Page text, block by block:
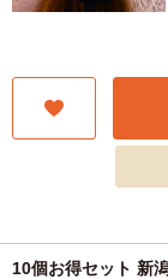
10個お得セット 新